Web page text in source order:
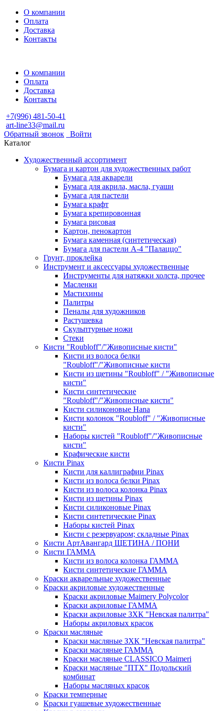
О компании
Оплата
Доставка
Контакты
О компании
Оплата
Доставка
Контакты
+7(996) 481-50-41
art-line33@mail.ru
Обратный звонок
Войти
Каталог
Художественный ассортимент
Бумага и картон для художественных работ
Бумага для акварели
Бумага для акрила, масла, гуаши
Бумага для пастели
Бумага крафт
Бумага крепировонная
Бумага рисовая
Картон, пенокартон
Бумага каменная (синтетическая)
Бумага для пастели А-4 "Палаццо"
Грунт, проклейка
Инструмент и аксессуары художественные
Инструменты для натяжки холста, прочее
Масленки
Мастихины
Палитры
Пеналы для художников
Растушевка
Скульптурные ножи
Стеки
Кисти "Roubloff"/"Живописные кисти"
Кисти из волоса белки
"Roubloff"/"Живописные кисти
Кисти из щетины "Roubloff" / "Живописные
кисти"
Кисти синтетические
"Roubloff"/"Живописные кисти"
Кисти силиконовые Hana
Кисти колонок "Roubloff" / "Живописные
кисти"
Наборы кистей "Roubloff"/"Живописные
кисти"
Крафические кисти
Кисти Pinax
Кисти для каллиграфии Pinax
Кисти из волоса белки Pinax
Кисти из волоса колонка Pinax
Кисти из щетины Pinax
Кисти силиконовые Pinax
Кисти синтетические Pinax
Наборы кистей Pinax
Кисти с резервуаром; складные Pinax
Кисти АртАвангард ЩЕТИНА / ПОНИ
Кисти ГАММА
Кисти из волоса колонка ГАММА
Кисти синтетические ГАММА
Краски акварельные художественные
Краски акриловые художественные
Краски акриловые Maimery Polycolor
Краски акриловые ГАММА
Краски акриловые ЗХК "Невская палитра"
Наборы акриловых красок
Краски масляные
Краски масляные ЗХК "Невская палитра"
Краски масляные ГАММА
Краски масляные CLASSICO Maimeri
Краски масляные "ПТХ" Подольский
комбинат
Наборы масляных красок
Краски темперные
Краски гуашевые художественные